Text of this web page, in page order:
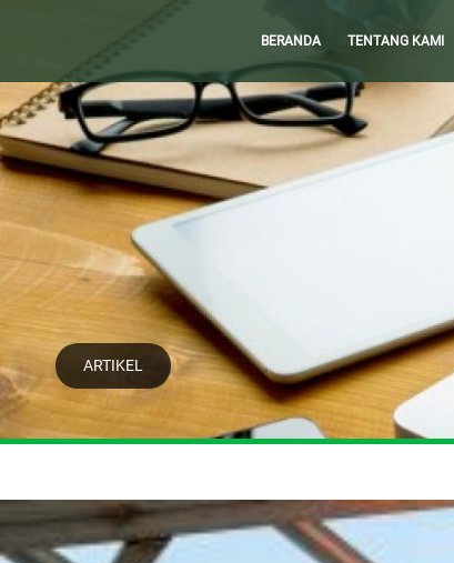
BERANDA TENTANG KAMI
ARTIKEL